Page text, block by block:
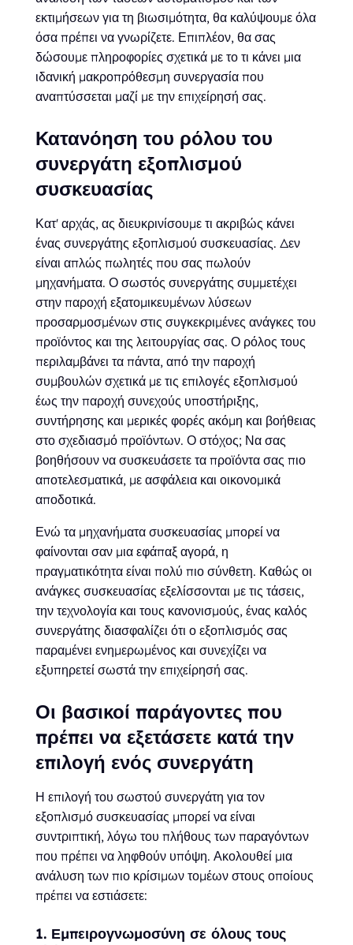
εκτιμήσεων για τη βιωσιμότητα, θα καλύψουμε όλα
όσα πρέπει να γνωρίζετε. Επιπλέον, θα σας
δώσουμε πληροφορίες σχετικά με το τι κάνει μια
ιδανική μακροπρόθεσμη συνεργασία που
αναπτύσσεται μαζί με την επιχείρησή σας.
Κατανόηση του ρόλου του
συνεργάτη εξοπλισμού
συσκευασίας
Κατ' αρχάς, ας διευκρινίσουμε τι ακριβώς κάνει
ένας συνεργάτης εξοπλισμού συσκευασίας. Δεν
είναι απλώς πωλητές που σας πωλούν
μηχανήματα. Ο σωστός συνεργάτης συμμετέχει
στην παροχή εξατομικευμένων λύσεων
προσαρμοσμένων στις συγκεκριμένες ανάγκες του
προϊόντος και της λειτουργίας σας. Ο ρόλος τους
περιλαμβάνει τα πάντα, από την παροχή
συμβουλών σχετικά με τις επιλογές εξοπλισμού
έως την παροχή συνεχούς υποστήριξης,
συντήρησης και μερικές φορές ακόμη και βοήθειας
στο σχεδιασμό προϊόντων. Ο στόχος; Να σας
βοηθήσουν να συσκευάσετε τα προϊόντα σας πιο
αποτελεσματικά, με ασφάλεια και οικονομικά
αποδοτικά.
Ενώ τα μηχανήματα συσκευασίας μπορεί να
φαίνονται σαν μια εφάπαξ αγορά, η
πραγματικότητα είναι πολύ πιο σύνθετη. Καθώς οι
ανάγκες συσκευασίας εξελίσσονται με τις τάσεις,
την τεχνολογία και τους κανονισμούς, ένας καλός
συνεργάτης διασφαλίζει ότι ο εξοπλισμός σας
παραμένει ενημερωμένος και συνεχίζει να
εξυπηρετεί σωστά την επιχείρησή σας.
Οι βασικοί παράγοντες που
πρέπει να εξετάσετε κατά την
επιλογή ενός συνεργάτη
Η επιλογή του σωστού συνεργάτη για τον
εξοπλισμό συσκευασίας μπορεί να είναι
συντριπτική, λόγω του πλήθους των παραγόντων
που πρέπει να ληφθούν υπόψη. Ακολουθεί μια
ανάλυση των πιο κρίσιμων τομέων στους οποίους
πρέπει να εστιάσετε:
1. Εμπειρογνωμοσύνη σε όλους τους